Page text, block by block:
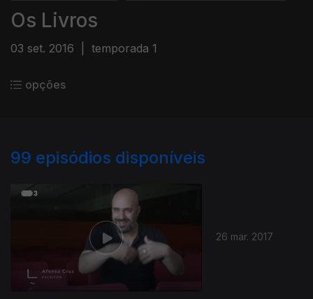
Os Livros
03 set. 2016 temporada 1
opções
99 episódios disponíveis
26 mar. 2017